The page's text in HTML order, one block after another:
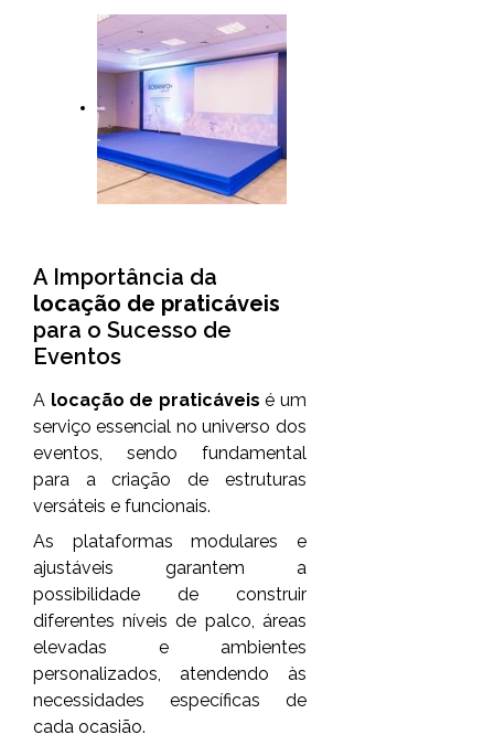
A Importância da
locação de praticáveis
para o Sucesso de
Eventos
A locação de praticáveis é um
serviço essencial no universo dos
eventos, sendo fundamental
para a criação de estruturas
versáteis e funcionais.
As plataformas modulares e
ajustáveis garantem a
possibilidade de construir
diferentes níveis de palco, áreas
elevadas e ambientes
personalizados, atendendo às
necessidades específicas de
cada ocasião.